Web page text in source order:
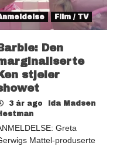
Film / TV
Den
stjeler
3 år ago
Ida Madsen
Greta
Mattel-produserte